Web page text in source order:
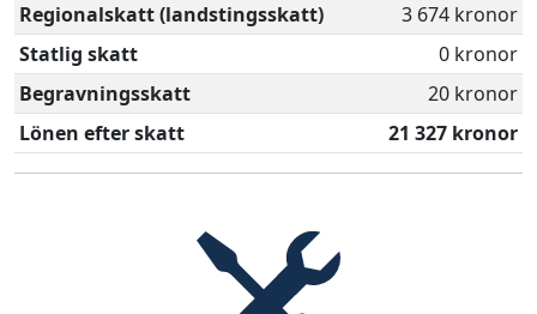
Regionalskatt (landstingsskatt)
3 674 kronor
Statlig skatt
0 kronor
Begravningsskatt
20 kronor
Lönen efter skatt
21 327 kronor